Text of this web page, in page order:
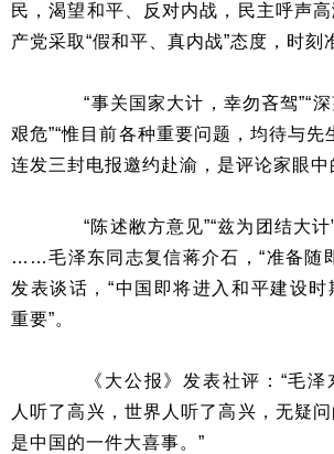
民，渴望和平、反对内战，民主呼声
产党采取“假和平、真内战”态度，时刻
“事关国家大计，幸勿吝驾”“深
艰危”“惟目前各种重要问题，均待与
连发三封电报邀约赴渝，是评论家眼中
“陈述敝方意见”“兹为团结大计
……毛泽东同志复信蒋介石，“准备随
发表谈话，“中国即将进入和平建设
重要”。
《大公报》发表社评：“毛泽
人听了高兴，世界人听了高兴，无疑
是中国的一件大喜事。”